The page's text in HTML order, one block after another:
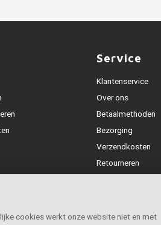
Service
Klantenservice
Over ons
Betaalmethoden
Bezorging
Verzendkosten
Retourneren
Openingstijden &
cookies werkt onze website niet en met